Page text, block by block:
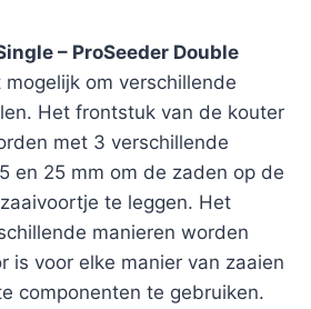
– ProSeeder Double
om verschillende
Het frontstuk van de kouter
met 3 verschillende
en 25 mm om de zaden op de
te leggen. Het
manieren worden
is voor elke manier van zaaien
componenten te gebruiken.